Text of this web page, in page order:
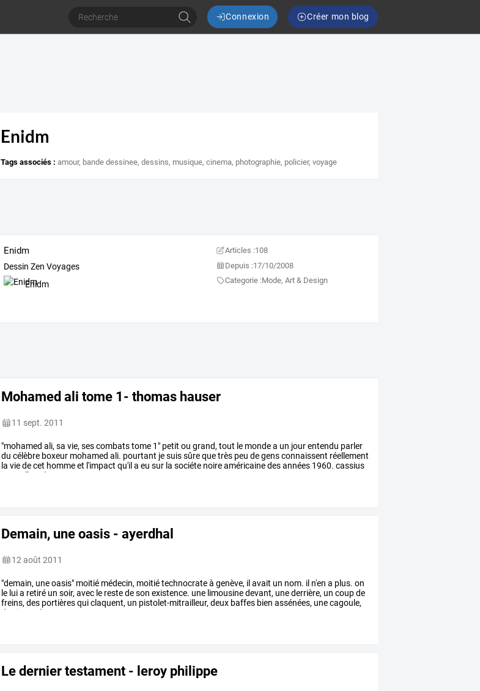
Connexion Créer mon blog
Enidm
Tags associés : amour, bande dessinee,dessins, musique,cinema, photographie, policier,voyage
Enidm
Dessin Zen Voyages
Enidm
Articles :108
Depuis :17/10/2008
Categorie :Mode, Art & Design
Mohamed ali tome 1- thomas hauser
11 sept. 2011
"mohamed ali, sa vie, sescombatstome 1" petit ou grand, tout le mondea un jourentendu parler
du célèbre boxeur mohamed ali. pourtant jesuissûrequetrès peu degensconnaissent réellement
la viedecet hommeet l'impact qu'il a eu sur la sociéte noireaméricainedesannées 1960. cassius
marcellus
clay
Demain, une oasis - ayerdhal
12 août 2011
"demain, uneoasis" moitié médecin, moitiétechnocrateà genève, il avait un nom. il n'en a plus. on
le luia retiré un soir, avec le restedeson existence. une limousinedevant, unederrière, un coupde
freins, des portièresquiclaquent, un pistolet-mitrailleur, deux baffes bien assénées, unecagoule,
des
jours dans
Le dernier testament - leroy philippe